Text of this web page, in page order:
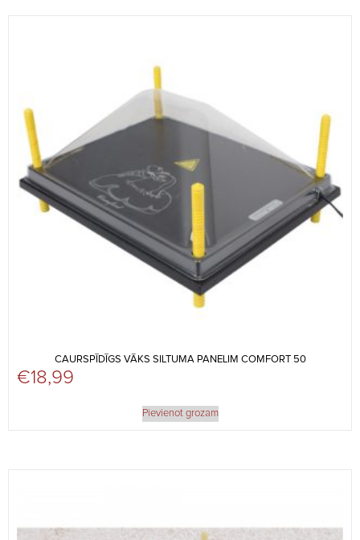
CAURSPĪDĪGS VĀKS SILTUMA PANELIM COMFORT 50
€18,99
Pievienot grozam